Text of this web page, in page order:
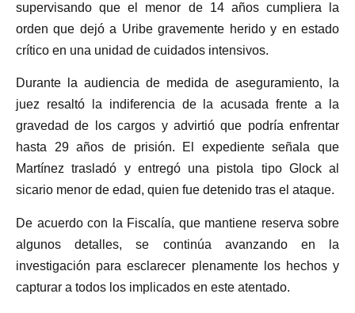
supervisando que el menor de 14 años cumpliera la
orden que dejó a Uribe gravemente herido y en estado
crítico en una unidad de cuidados intensivos.
Durante la audiencia de medida de aseguramiento, la
juez resaltó la indiferencia de la acusada frente a la
gravedad de los cargos y advirtió que podría enfrentar
hasta 29 años de prisión. El expediente señala que
Martínez trasladó y entregó una pistola tipo Glock al
sicario menor de edad, quien fue detenido tras el ataque.
De acuerdo con la Fiscalía, que mantiene reserva sobre
algunos detalles, se continúa avanzando en la
investigación para esclarecer plenamente los hechos y
capturar a todos los implicados en este atentado.